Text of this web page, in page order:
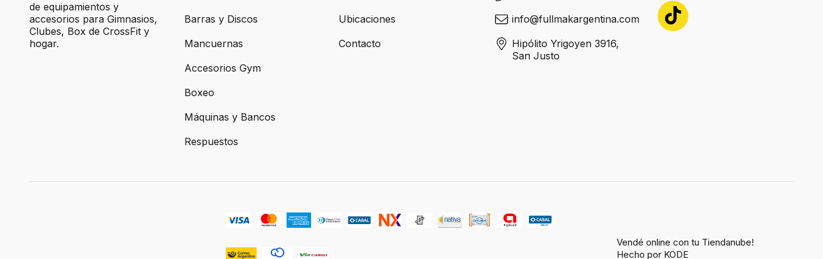
de equipamientos y
accesorios para Gimnasios,
Clubes, Box de CrossFit y
hogar.
Barras y Discos
Mancuernas
Accesorios Gym
Boxeo
Máquinas y Bancos
Respuestos
Ubicaciones
Contacto
info@fullmakargentina.com
Hipólito Yrigoyen 3916,
San Justo
Vendé online con tu Tiendanube!
Hecho por KODE